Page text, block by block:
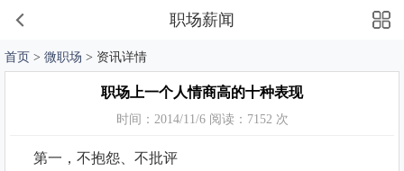
职场薪闻
首页 > 微职场 > 资讯详情
职场上一个人情商高的十种表现
时间：2014/11/6 阅读：7152 次
第一，不抱怨、不批评